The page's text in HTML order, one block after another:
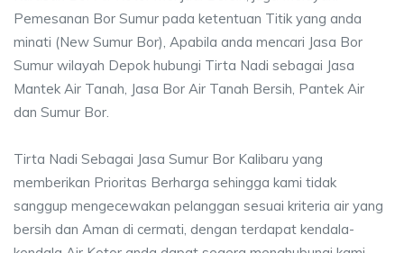
Pemesanan Bor Sumur pada ketentuan Titik yang anda
minati (New Sumur Bor), Apabila anda mencari Jasa Bor
Sumur wilayah Depok hubungi Tirta Nadi sebagai Jasa
Mantek Air Tanah, Jasa Bor Air Tanah Bersih, Pantek Air
dan Sumur Bor.
Tirta Nadi Sebagai Jasa Sumur Bor Kalibaru yang
memberikan Prioritas Berharga sehingga kami tidak
sanggup mengecewakan pelanggan sesuai kriteria air yang
bersih dan Aman di cermati, dengan terdapat kendala-